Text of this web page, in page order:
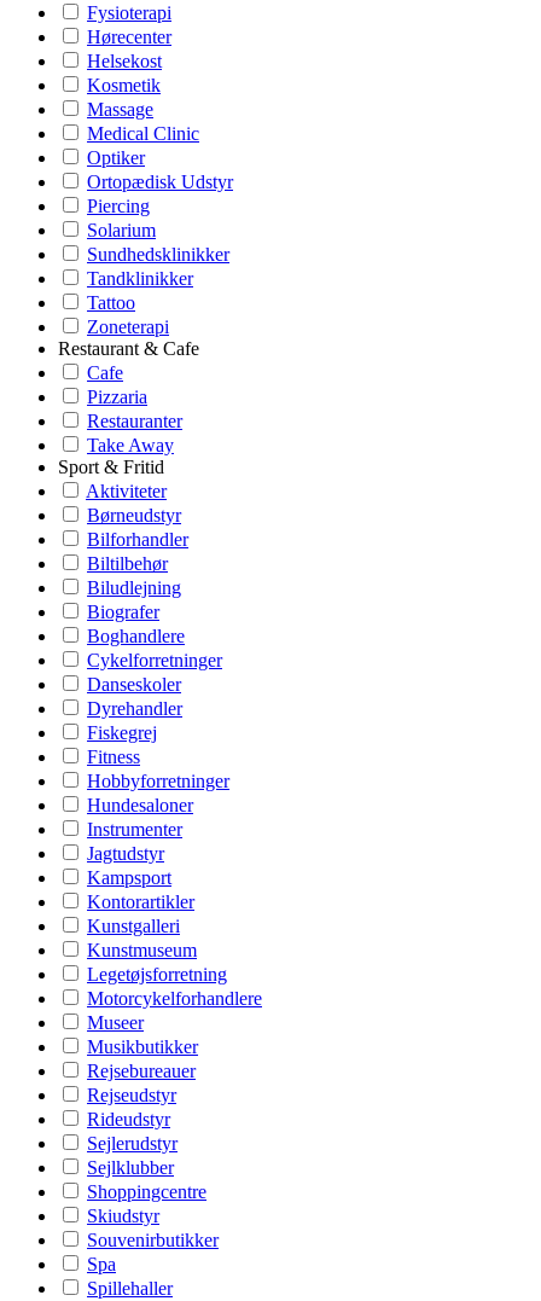
Fysioterapi
Hørecenter
Helsekost
Kosmetik
Massage
Medical Clinic
Optiker
Ortopædisk Udstyr
Piercing
Solarium
Sundhedsklinikker
Tandklinikker
Tattoo
Zoneterapi
Restaurant & Cafe
Cafe
Pizzaria
Restauranter
Take Away
Sport & Fritid
Aktiviteter
Børneudstyr
Bilforhandler
Biltilbehør
Biludlejning
Biografer
Boghandlere
Cykelforretninger
Danseskoler
Dyrehandler
Fiskegrej
Fitness
Hobbyforretninger
Hundesaloner
Instrumenter
Jagtudstyr
Kampsport
Kontorartikler
Kunstgalleri
Kunstmuseum
Legetøjsforretning
Motorcykelforhandlere
Museer
Musikbutikker
Rejsebureauer
Rejseudstyr
Rideudstyr
Sejlerudstyr
Sejlklubber
Shoppingcentre
Skiudstyr
Souvenirbutikker
Spa
Spillehaller